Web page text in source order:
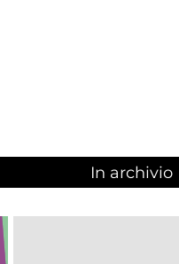
In archivio